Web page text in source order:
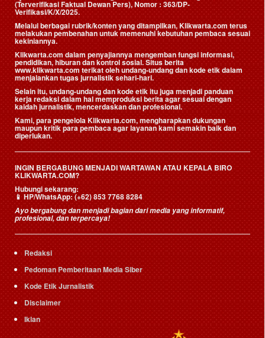
(Terverifikasi Faktual Dewan Pers), Nomor : 363/DP-
Verifikasi/K/X/2025.
Melalui berbagai rubrik/konten yang ditampilkan, Klikwarta.com terus
melakukan pembenahan untuk memenuhi kebutuhan pembaca sesuai
kekiniannya.
Klikwarta.com dalam penyajiannya mengemban fungsi informasi,
pendidikan, hiburan dan kontrol sosial. Situs berita
www.klikwarta.com terikat oleh undang-undang dan kode etik dalam
menjalankan tugas jurnalistik sehari-hari.
Selain itu, undang-undang dan kode etik itu juga menjadi panduan
kerja redaksi dalam hal memproduksi berita agar sesuai dengan
kaidah jurnalistik, mencerdaskan dan profesional.
Kami, para pengelola Klikwarta.com, mengharapkan dukungan
maupun kritik para pembaca agar layanan kami semakin baik dan
diperlukan.
INGIN BERGABUNG MENJADI WARTAWAN ATAU KEPALA BIRO
KLIKWARTA.COM?
Hubungi sekarang:
📱HP/WhatsApp:(+62) 853 7768 8284
Ayo bergabung dan menjadi bagian dari media yang informatif,
profesional, dan terpercaya!
Redaksi
Pedoman Pemberitaan Media Siber
Kode Etik Jurnalistik
Disclaimer
Iklan